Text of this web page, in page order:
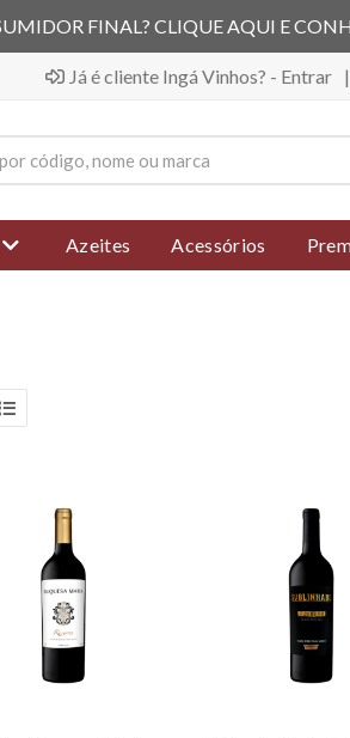
FINAL? CLIQUE AQUI E
Já é cliente Ingá Vinhos? - Entrar |
Azeites Acessórios